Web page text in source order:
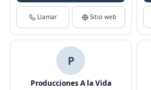
Llamar Sitio web
P
Producciones A la Vida